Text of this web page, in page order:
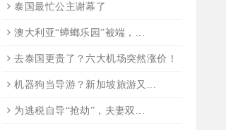
泰国最忙公主谢幕了
澳大利亚“蟑螂乐园”被端，...
去泰国更贵了？六大机场突然涨价！
机器狗当导游？新加坡旅游又...
为逃税自导“抢劫”，夫妻双...